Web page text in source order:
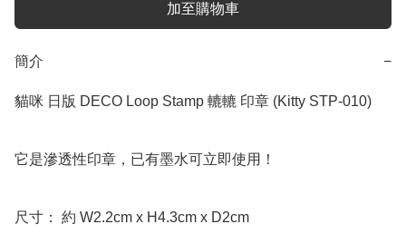
加至購物車
簡介 −
貓咪 日版 DECO Loop Stamp 轆轆 印章 (Kitty STP-010)
它是滲透性印章，已有墨水可立即使用！
尺寸： 約 W2.2cm x H4.3cm x D2cm